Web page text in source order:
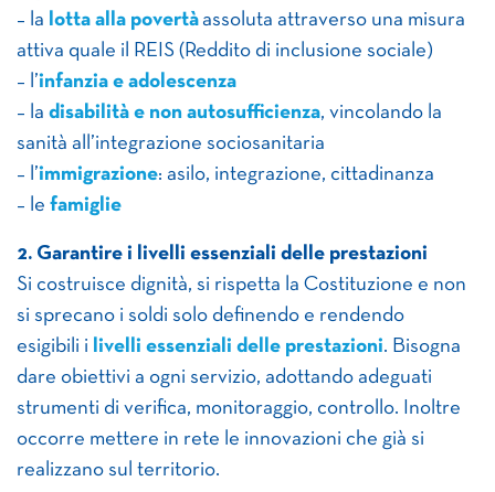
– la lotta alla povertà assoluta attraverso una misura
attiva quale il REIS (Reddito di inclusione sociale)
– l’infanzia e adolescenza
– la disabilità e non autosufficienza, vincolando la
sanità all’integrazione sociosanitaria
– l’immigrazione: asilo, integrazione, cittadinanza
– le famiglie
2. Garantire i livelli essenziali delle prestazioni
Si costruisce dignità, si rispetta la Costituzione e non
si sprecano i soldi solo definendo e rendendo
esigibili i livelli essenziali delle prestazioni. Bisogna
dare obiettivi a ogni servizio, adottando adeguati
strumenti di verifica, monitoraggio, controllo. Inoltre
occorre mettere in rete le innovazioni che già si
realizzano sul territorio.